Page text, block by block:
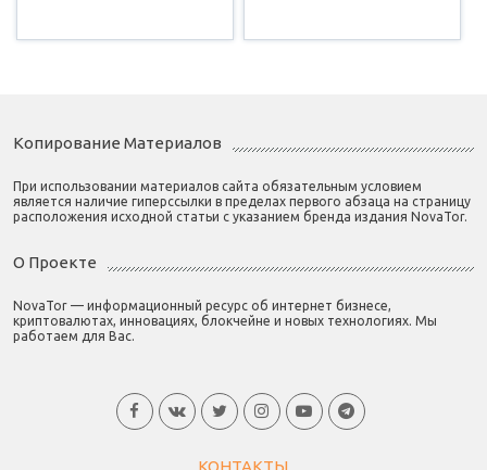
Копирование Материалов
При использовании материалов сайта обязательным условием
является наличие гиперссылки в пределах первого абзаца на страницу
расположения исходной статьи с указанием бренда издания NovaTor.
О Проекте
NovaTor — информационный ресурс об интернет бизнесе,
криптовалютах, инновациях, блокчейне и новых технологиях. Мы
работаем для Вас.